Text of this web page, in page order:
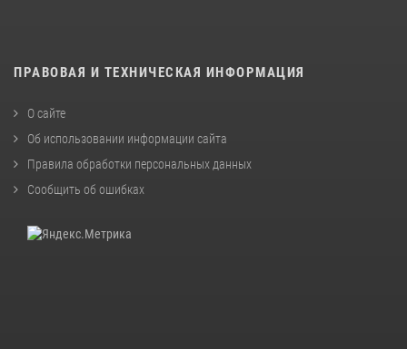
ПРАВОВАЯ И ТЕХНИЧЕСКАЯ ИНФОРМАЦИЯ
О сайте
Об использовании информации сайта
Правила обработки персональных данных
Сообщить об ошибках